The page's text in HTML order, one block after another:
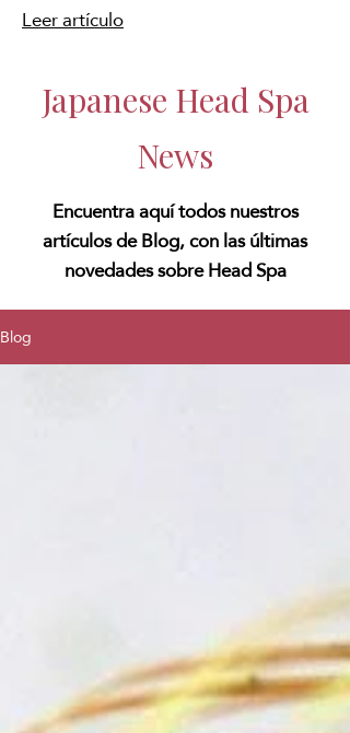
Leer artículo
Japanese Head Spa
News
Encuentra aquí todos nuestros
artículos de Blog, con las últimas
novedades sobre Head Spa
Blog